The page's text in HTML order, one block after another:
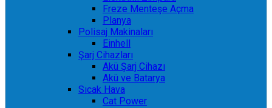
Freze Menteşe Açma
Planya
Polisaj Makinaları
Einhell
Şarj Cihazları
Akü Şarj Cihazı
Akü ve Batarya
Sıcak Hava
Cat Power